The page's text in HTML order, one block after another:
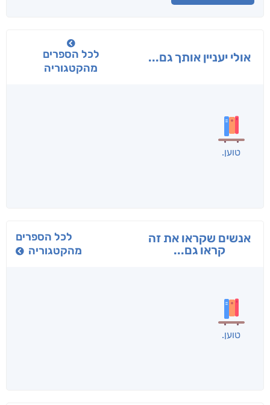
אולי יעניין אותך גם...
לכל הספרים
מהקטגוריה
בפנוכו
חני שאטן
תרדמת
א. פ.
אנשים שקראו את זה